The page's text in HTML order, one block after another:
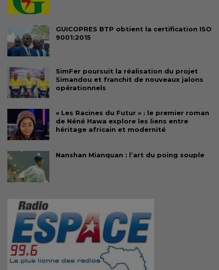
GUICOPRES BTP obtient la certification ISO
9001:2015
SimFer poursuit la réalisation du projet
Simandou et franchit de nouveaux jalons
opérationnels
« Les Racines du Futur » : le premier roman
de Néné Hawa explore les liens entre
héritage africain et modernité
Nanshan Mianquan : l’art du poing souple